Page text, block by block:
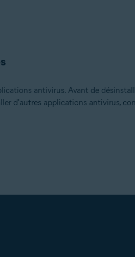
antivirus. Avant de
d'autres applications antivirus,